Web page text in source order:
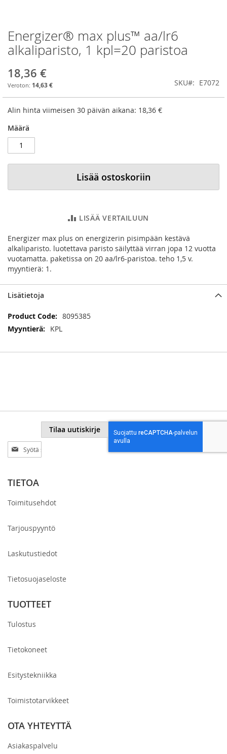
Skip
to
the
of
the
Energizer® max plus™ aa/lr6
alkaliparisto, 1 kpl=20 paristoa
18,36 €
14,63 € SKU E7072
Alin hinta viimeisen 30 päivän aikana: 18,36 €
Määrä
Lisää ostoskoriin
LISÄÄ VERTAILUUN
Energizer max plus on energizerin pisimpään kestävä
alkaliparisto. luotettava paristo säilyttää virran jopa 12 vuotta
vuotamatta. paketissa on 20 aa/lr6-paristoa. teho 1,5 v.
myyntierä: 1.
Lisätietoja
Lisätietoja
8095385
KPL
Tilaa
uutiskirjeemme:
Tilaa uutiskirje
TIETOA
Toimitusehdot
Tarjouspyyntö
Laskutustiedot
Tietosuojaseloste
TUOTTEET
Tulostus
Tietokoneet
Esitystekniikka
Toimistotarvikkeet
OTA YHTEYTTÄ
Asiakaspalvelu